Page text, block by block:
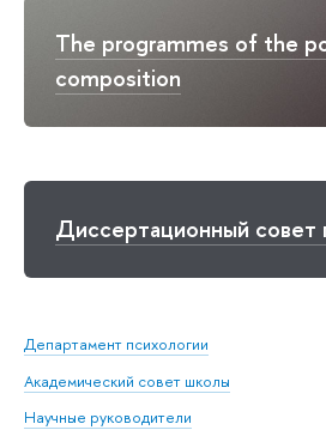
The programmes of the
composition
Диссертационный совет
Департамент психологии
Академический совет школы
Научные руководители